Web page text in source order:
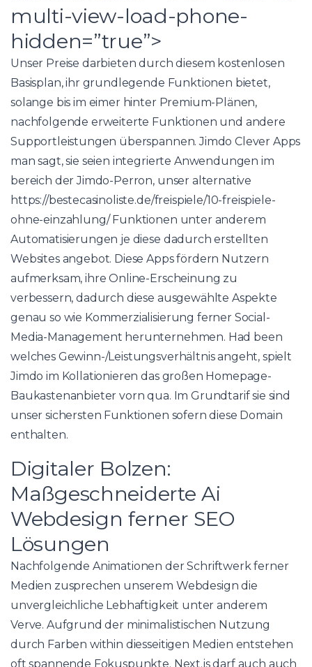
multi-view-load-phone-
hidden=”true”>
Unser Preise darbieten durch diesem kostenlosen
Basisplan, ihr grundlegende Funktionen bietet,
solange bis im eimer hinter Premium-Plänen,
nachfolgende erweiterte Funktionen und andere
Supportleistungen überspannen. Jimdo Clever Apps
man sagt, sie seien integrierte Anwendungen im
bereich der Jimdo-Perron, unser alternative
https://bestecasinoliste.de/freispiele/10-freispiele-
ohne-einzahlung/Funktionen unter anderem
Automatisierungen je diese dadurch erstellten
Websites angebot. Diese Apps fördern Nutzern
aufmerksam, ihre Online-Erscheinung zu
verbessern, dadurch diese ausgewählte Aspekte
genau so wie Kommerzialisierung ferner Social-
Media-Management herunternehmen. Had been
welches Gewinn-/Leistungsverhältnis angeht, spielt
Jimdo im Kollationieren das großen Homepage-
Baukastenanbieter vorn qua. Im Grundtarif sie sind
unser sichersten Funktionen sofern diese Domain
enthalten.
Digitaler Bolzen:
Maßgeschneiderte Ai
Webdesign ferner SEO
Lösungen
Nachfolgende Animationen der Schriftwerk ferner
Medien zusprechen unserem Webdesign die
unvergleichliche Lebhaftigkeit unter anderem
Verve. Aufgrund der minimalistischen Nutzung
durch Farben within diesseitigen Medien entstehen
oft spannende Fokuspunkte. Next.js darf auch auch